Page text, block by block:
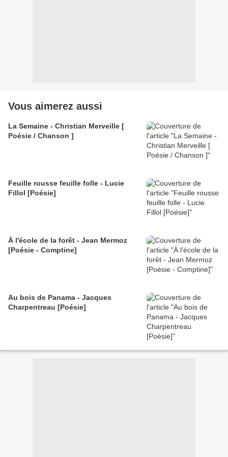
Vous aimerez aussi
La Semaine - Christian Merveille [
Poésie / Chanson ]
Feuille rousse feuille folle - Lucie
Fillol [Poésie]
À l'école de la forêt - Jean Mermoz
[Poésie - Comptine]
Au bois de Panama - Jacques
Charpentreau [Poésie]